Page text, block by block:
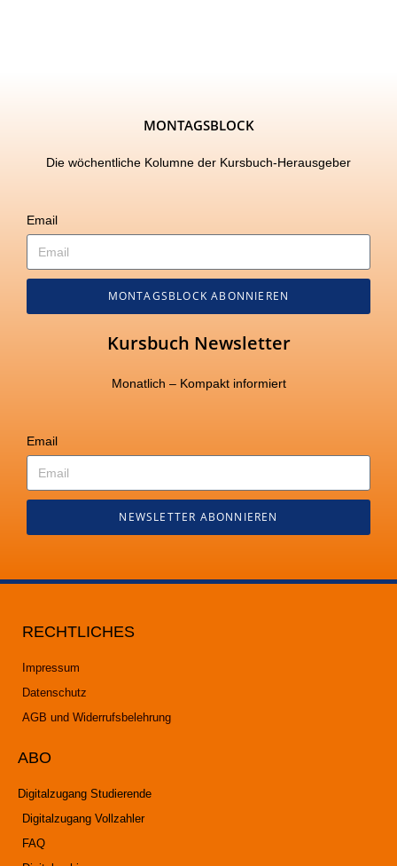
MONTAGSBLOCK
Die wöchentliche Kolumne der Kursbuch-Herausgeber
Email
MONTAGSBLOCK ABONNIEREN
Kursbuch Newsletter
Monatlich – Kompakt informiert
Email
NEWSLETTER ABONNIEREN
RECHTLICHES
Impressum
Datenschutz
AGB und Widerrufsbelehrung
ABO
Digitalzugang Studierende
Digitalzugang Vollzahler
FAQ